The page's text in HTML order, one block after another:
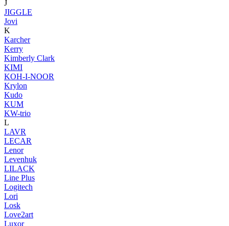
J
JIGGLE
Jovi
K
Karcher
Kerry
Kimberly Clark
KIMI
KOH-I-NOOR
Krylon
Kudo
KUM
KW-trio
L
LAVR
LECAR
Lenor
Levenhuk
LILACK
Line Plus
Logitech
Lori
Losk
Love2art
Luxor